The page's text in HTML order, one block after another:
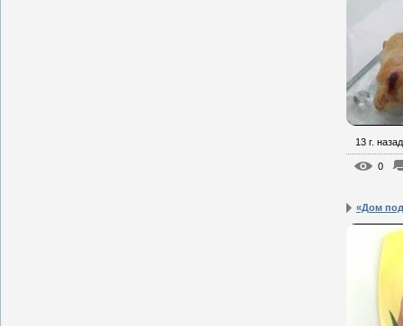
13 г. назад
0
«Дом